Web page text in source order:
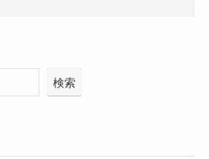
検索